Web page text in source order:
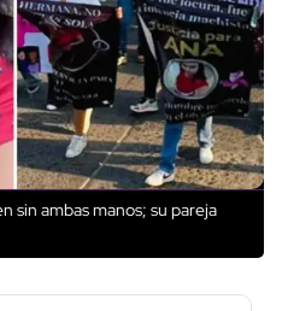
sin ambas manos; su pareja